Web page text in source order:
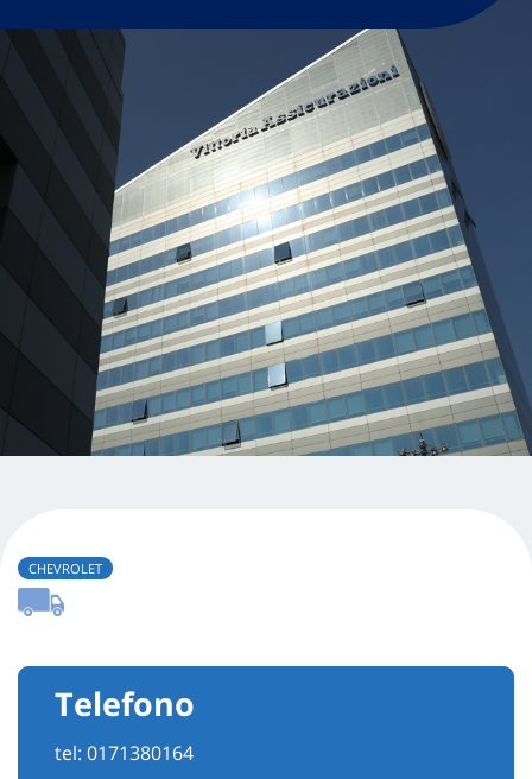
CHEVROLET
Telefono
tel: 0171380164